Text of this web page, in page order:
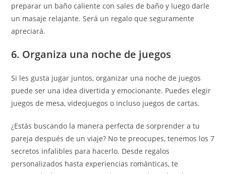
preparar un baño caliente con sales de baño y luego darle
un masaje relajante. Será un regalo que seguramente
apreciará.
6. Organiza una noche de juegos
Si les gusta jugar juntos, organizar una noche de juegos
puede ser una idea divertida y emocionante. Puedes elegir
juegos de mesa, videojuegos o incluso juegos de cartas.
¿Estás buscando la manera perfecta de sorprender a tu
pareja después de un viaje? No te preocupes, tenemos los 7
secretos infalibles para hacerlo. Desde regalos
personalizados hasta experiencias románticas, te